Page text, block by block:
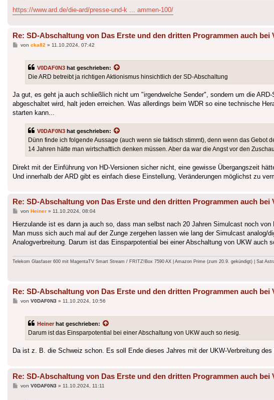
https://www.ard.de/die-ard/presse-und-k ... ammen-100/
Re: SD-Abschaltung von Das Erste und den dritten Programmen auch bei
Beitrag
von cka82» 11.10.2024, 07:42
V0DAF0N3 hat geschrieben:
Die ARD betreibt ja richtigen Aktionismus hinsichtlich der SD-Abschaltung
Ja gut, es geht ja auch schließlich nicht um "irgendwelche Sender", sondern um die
abgeschaltet wird, halt jeden erreichen. Was allerdings beim WDR so eine technische
starten kann...
V0DAF0N3 hat geschrieben:
Dünn finde ich folgende Aussage (auch wenn sie faktisch stimmt), denn wenn das
14 Jahren hätte man wirtschaftlich denken müssen. Aber da war die Angst vor den
Direkt mit der Einführung von HD-Versionen sicher nicht, eine gewisse Übergangszeit
Und innerhalb der ARD gibt es einfach diese Einstellung, Veränderungen möglichst zu
Re: SD-Abschaltung von Das Erste und den dritten Programmen auch bei
Beitrag
von Heiner» 11.10.2024, 08:04
Hierzulande ist es dann ja auch so, dass man selbst nach 20 Jahren Simulcast noch
Man muss sich auch mal auf der Zunge zergehen lassen wie lang der Simulcast
Analogverbreitung. Darum ist das Einsparpotential bei einer Abschaltung von UKW auch
Telekom Glasfaser 600 mit MagentaTV Smart Stream / FRITZ!Box 7590 AX | Amazon Prime (zum 20.9. gekündigt) | Sat
Re: SD-Abschaltung von Das Erste und den dritten Programmen auch bei
Beitrag
von V0DAF0N3» 11.10.2024, 10:56
Heiner hat geschrieben:
Darum ist das Einsparpotential bei einer Abschaltung von UKW auch so riesig.
Da ist z. B. die Schweiz schon. Es soll Ende dieses Jahres mit der UKW-Verbreitung des
Re: SD-Abschaltung von Das Erste und den dritten Programmen auch bei
Beitrag
von V0DAF0N3 » 11.10.2024, 11:11